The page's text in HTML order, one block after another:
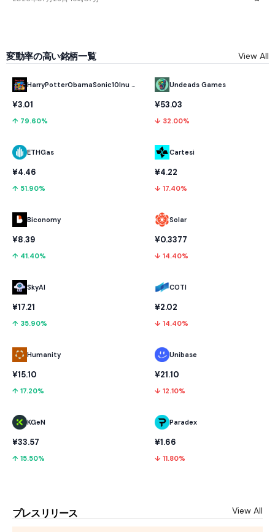
変動率の高い銘柄一覧 View All
HarryPotterObamaSonic10Inu (ETH)
¥3.01
↑ 79.60%
ETHGas
¥4.46
↑ 51.90%
Biconomy
¥8.39
↑ 41.40%
SkyAI
¥17.21
↑ 35.90%
Humanity
¥15.10
↑ 17.20%
KGeN
¥33.57
↑ 15.50%
Undeads Games
¥53.03
↓ 32.00%
Cartesi
¥4.22
↓ 17.40%
Solar
¥0.3377
↓ 14.40%
COTI
¥2.02
↓ 14.40%
Unibase
¥21.10
↓ 12.10%
Paradex
¥1.66
↓ 11.80%
プレスリリース View All